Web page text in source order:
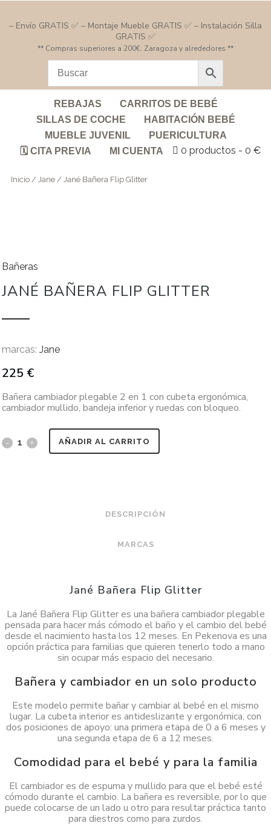
– Envío GRATIS ✅ – Montaje Mueble GRATIS ✅ – Instalación Silla
GRATIS ✅
** Compras superiores a 200€. Zaragoza y alrededores **
REBAJAS
CARRITOS DE BEBÉ
SILLAS DE COCHE
HABITACIÓN BEBÉ
MUEBLE JUVENIL
PUERICULTURA
🗓️ CITA PREVIA
MI CUENTA 0 productos 0 €
Inicio / Jane / Jané Bañera Flip Glitter
Bañeras
JANÉ BAÑERA FLIP GLITTER
marcas: Jane
225 €
Bañera cambiador plegable 2 en 1 con cubeta ergonómica,
cambiador mullido, bandeja inferior y ruedas con bloqueo.
AÑADIR AL CARRITO
DESCRIPCIÓN
MARCAS
Jané Bañera Flip Glitter
La Jané Bañera Flip Glitter es una bañera cambiador plegable
pensada para hacer más cómodo el baño y el cambio del bebé
desde el nacimiento hasta los 12 meses. En Pekenova es una
opción práctica para familias que quieren tenerlo todo a mano
sin ocupar más espacio del necesario.
Bañera y cambiador en un solo producto
Este modelo permite bañar y cambiar al bebé en el mismo
lugar. La cubeta interior es antideslizante y ergonómica, con
dos posiciones de apoyo: una primera etapa de 0 a 6 meses y
una segunda etapa de 6 a 12 meses.
Comodidad para el bebé y para la familia
El cambiador es de espuma y mullido para que el bebé esté
cómodo durante el cambio. La bañera es reversible, por lo que
puede colocarse de un lado u otro para resultar práctica tanto
para diestros como para zurdos.